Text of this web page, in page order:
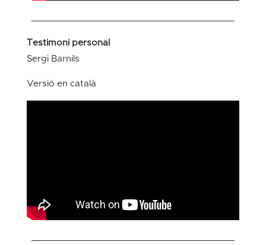
Testimoni personal
Sergi Barnils
Versió en català